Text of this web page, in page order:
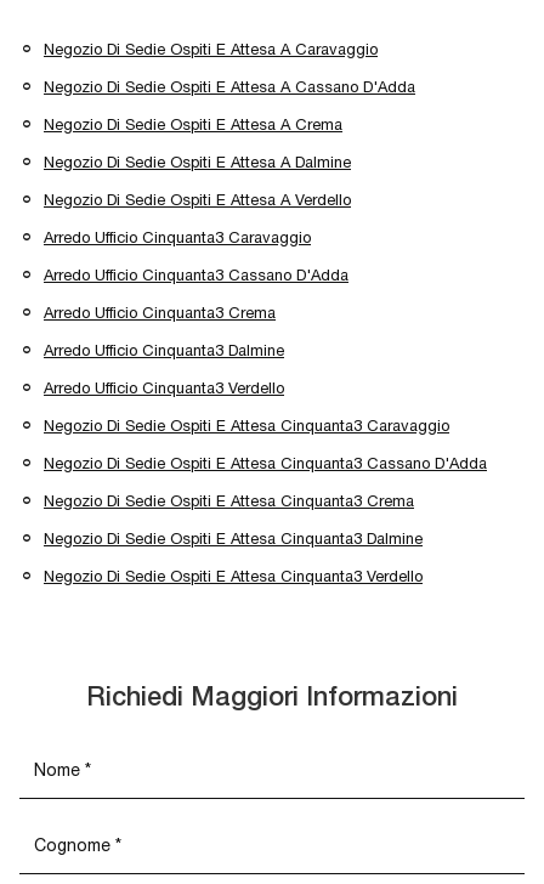
Negozio Di Sedie Ospiti E Attesa A Caravaggio
Negozio Di Sedie Ospiti E Attesa A Cassano D'Adda
Negozio Di Sedie Ospiti E Attesa A Crema
Negozio Di Sedie Ospiti E Attesa A Dalmine
Negozio Di Sedie Ospiti E Attesa A Verdello
Arredo Ufficio Cinquanta3 Caravaggio
Arredo Ufficio Cinquanta3 Cassano D'Adda
Arredo Ufficio Cinquanta3 Crema
Arredo Ufficio Cinquanta3 Dalmine
Arredo Ufficio Cinquanta3 Verdello
Negozio Di Sedie Ospiti E Attesa Cinquanta3 Caravaggio
Negozio Di Sedie Ospiti E Attesa Cinquanta3 Cassano D'Adda
Negozio Di Sedie Ospiti E Attesa Cinquanta3 Crema
Negozio Di Sedie Ospiti E Attesa Cinquanta3 Dalmine
Negozio Di Sedie Ospiti E Attesa Cinquanta3 Verdello
Richiedi Maggiori Informazioni